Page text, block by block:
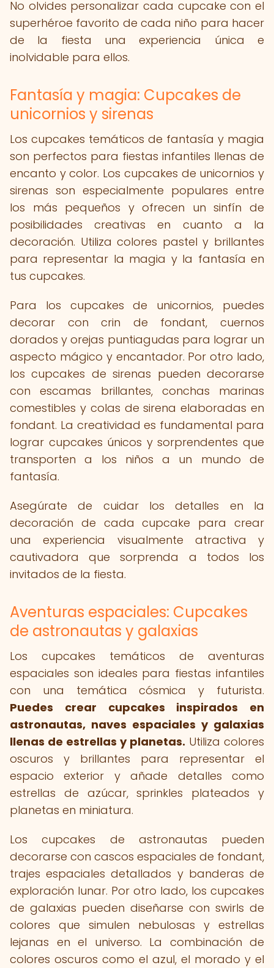
No olvides personalizar cada cupcake con el
superhéroe favorito de cada niño para hacer
de la fiesta una experiencia única e
inolvidable para ellos.
Fantasía y magia: Cupcakes de
unicornios y sirenas
Los cupcakes temáticos de fantasía y magia
son perfectos para fiestas infantiles llenas de
encanto y color. Los cupcakes de unicornios y
sirenas son especialmente populares entre
los más pequeños y ofrecen un sinfín de
posibilidades creativas en cuanto a la
decoración. Utiliza colores pastel y brillantes
para representar la magia y la fantasía en
tus cupcakes.
Para los cupcakes de unicornios, puedes
decorar con crin de fondant, cuernos
dorados y orejas puntiagudas para lograr un
aspecto mágico y encantador. Por otro lado,
los cupcakes de sirenas pueden decorarse
con escamas brillantes, conchas marinas
comestibles y colas de sirena elaboradas en
fondant. La creatividad es fundamental para
lograr cupcakes únicos y sorprendentes que
transporten a los niños a un mundo de
fantasía.
Asegúrate de cuidar los detalles en la
decoración de cada cupcake para crear
una experiencia visualmente atractiva y
cautivadora que sorprenda a todos los
invitados de la fiesta.
Aventuras espaciales: Cupcakes
de astronautas y galaxias
Los cupcakes temáticos de aventuras
espaciales son ideales para fiestas infantiles
con una temática cósmica y futurista.
Puedes crear cupcakes inspirados en
astronautas, naves espaciales y galaxias
llenas de estrellas y planetas. Utiliza colores
oscuros y brillantes para representar el
espacio exterior y añade detalles como
estrellas de azúcar, sprinkles plateados y
planetas en miniatura.
Los cupcakes de astronautas pueden
decorarse con cascos espaciales de fondant,
trajes espaciales detallados y banderas de
exploración lunar. Por otro lado, los cupcakes
de galaxias pueden diseñarse con swirls de
colores que simulen nebulosas y estrellas
lejanas en el universo. La combinación de
colores oscuros como el azul, el morado y el